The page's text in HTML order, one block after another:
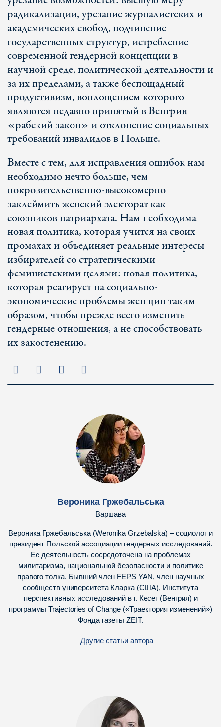
радикализации, урезание журналистских и
академических свобод, подчинение
государственных структур, истребление
современной гендерной концепции в
научной среде, политической деятельности и
за их пределами, а также беспощадный
продуктивизм, воплощением которого
являются недавно принятый в Венгрии
«рабский закон» и отклонение социальных
требований инвалидов в Польше.
Вместе с тем, для исправления ошибок нам
необходимо нечто больше, чем
покровительственно-высокомерно
заклеймить женский электорат как
союзников патриархата. Нам необходима
новая политика, которая учится на своих
промахах и объединяет реальные интересы
избирателей со стратегическими
феминистскими целями: новая политика,
которая реагирует на социально-
экономические проблемы женщин таким
образом, чтобы прежде всего изменить
гендерные отношения, а не способствовать
их закостенению.
Вероника Гржебальська
Варшава
Вероника Гржебальська (Weronika Grzebalska) – социолог и
президент Польской ассоциации гендерных исследований.
Ее деятельность сосредоточена на проблемах
милитаризма, национальной безопасности и политике
правого толка. Бывший член FEPS YAN, член научных
сообществ университета Кларка (США), Института
перспективных исследований в г. Кесег (Венгрия) и
программы Trajectories of Change («Траектория изменений»)
Фонда газеты ZEIT.
Другие статьи автора